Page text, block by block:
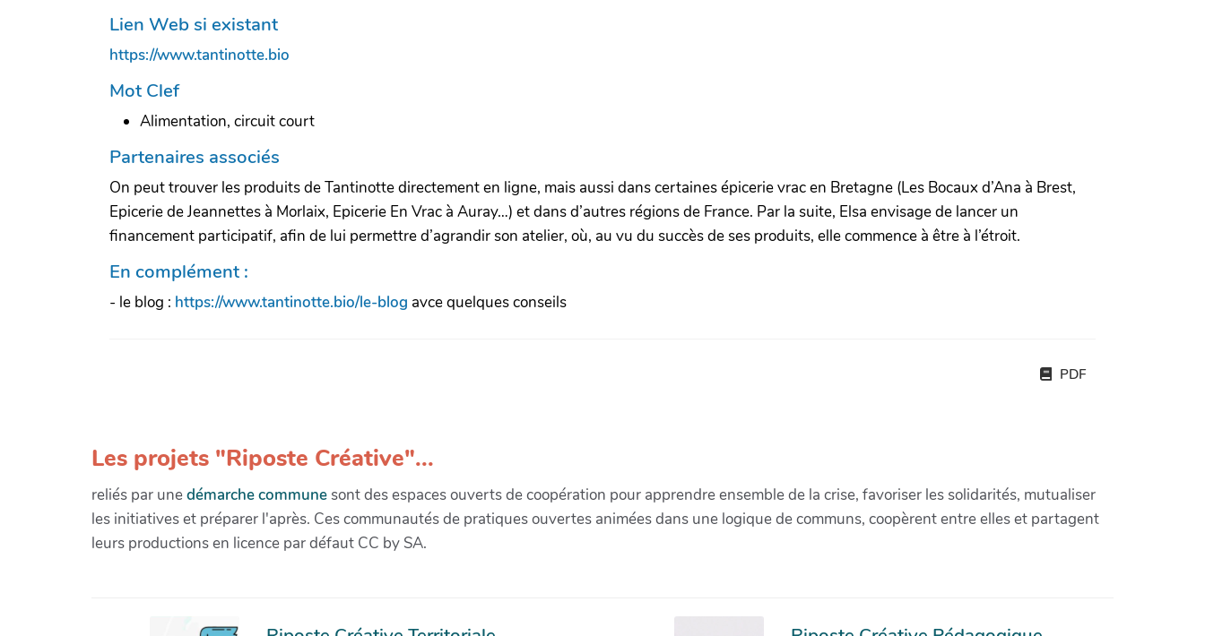
Lien Web si existant
https://www.tantinotte.bio
Mot Clef
Alimentation, circuit court
Partenaires associés
On peut trouver les produits de Tantinotte directement en ligne, mais aussi dans certaines épicerie vrac en Bretagne (Les Bocaux d’Ana à Brest,
Epicerie de Jeannettes à Morlaix, Epicerie En Vrac à Auray…) et dans d’autres régions de France. Par la suite, Elsa envisage de lancer un
financement participatif, afin de lui permettre d’agrandir son atelier, où, au vu du succès de ses produits, elle commence à être à l’étroit.
En complément :
- le blog : https://www.tantinotte.bio/le-blog avce quelques conseils
PDF